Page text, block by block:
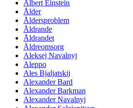
Albert Einstein
Ålder
Åldersproblem
Åldrande
Åldrandet
Äldreomsorg
Aleksej Navalnyj
Aleppo
Ales Bjaljatskij
Alexander Bard
Alexander Barkman
Alexander Navalnyj